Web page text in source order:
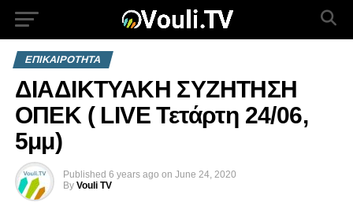
ΕΠΙΚΑΙΡΟΤΗΤΑ
ΔΙΑΔΙΚΤΥΑΚΗ ΣΥΖΗΤΗΣΗ
ΟΠΕΚ ( LIVE Τετάρτη 24/06,
5μμ)
Published 6 years ago on June 24, 2020
By Vouli TV